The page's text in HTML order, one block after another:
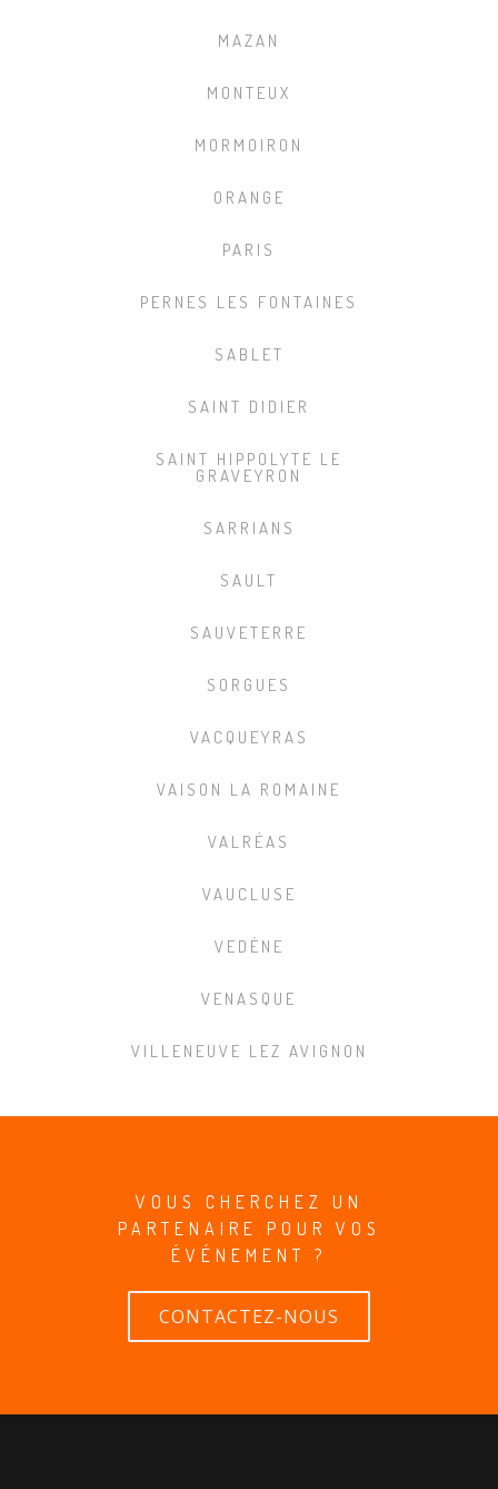
MAZAN
MONTEUX
MORMOIRON
ORANGE
PARIS
PERNES LES FONTAINES
SABLET
SAINT DIDIER
SAINT HIPPOLYTE LE
GRAVEYRON
SARRIANS
SAULT
SAUVETERRE
SORGUES
VACQUEYRAS
VAISON LA ROMAINE
VALRÉAS
VAUCLUSE
VEDÈNE
VENASQUE
VILLENEUVE LEZ AVIGNON
VOUS CHERCHEZ UN
PARTENAIRE POUR VOS
ÉVÉNEMENT ?
CONTACTEZ-NOUS